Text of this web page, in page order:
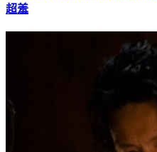
超羞